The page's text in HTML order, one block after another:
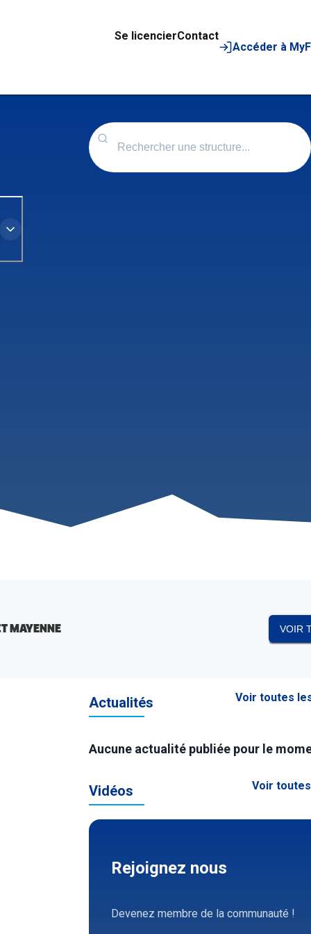
Se licencierContact
Accéder à
MAYENNE VOIR
Actualités Voir toutes
Aucune actualité publiée pour le
Vidéos Voir
Rejoignez nous
Devenez membre de la communauté !